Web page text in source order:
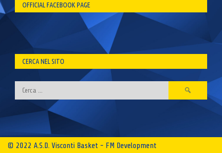
OFFICIAL FACEBOOK PAGE
CERCA NEL SITO
Ricerca
per:
© 2022 A.S.D. Visconti Basket - FM Development